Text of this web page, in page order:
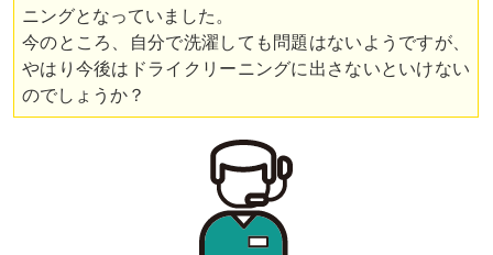
ニングとなっていました。
今のところ、自分で洗濯しても問題はないようですが、
やはり今後はドライクリーニングに出さないといけない
のでしょうか？